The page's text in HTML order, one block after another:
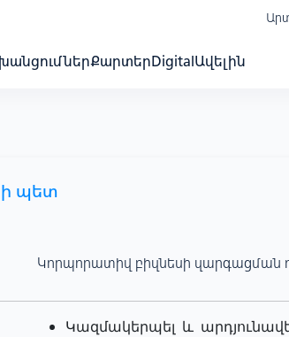
ՔարտերDigitalԱվելին
պետ
Կորպորատիվ բիզնեսի
Կազմակերպել և